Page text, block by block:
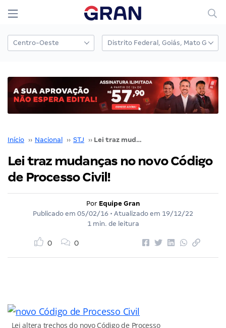
Início ›› Nacional ›› STJ ›› Lei traz mudanças no novo Código de Processo Civil!
Lei traz mudanças no novo Código
de Processo Civil!
Por Equipe Gran
Publicado em 05/02/16 • Atualizado em 19/12/22
1 min. de leitura
0 0
Lei altera trechos do novo Código de Processo